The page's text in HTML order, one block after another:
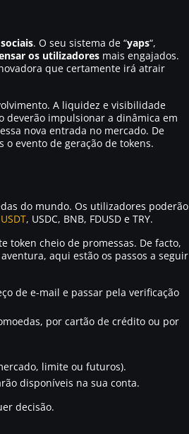
. O seu sistema de “yaps“,
os utilizadores mais engajados.
que certamente irá atrair
A liquidez e visibilidade
deverão impulsionar a dinâmica em
nova entrada no mercado. De
o evento de geração de tokens.
do mundo. Os utilizadores poderão
USDT, USDC, BNB, FDUSD e TRY.
token cheio de promessas. De facto,
aqui estão os passos a seguir
de e-mail e passar pela verificação
por cartão de crédito ou por
limite ou futuros).
disponíveis na sua conta.
decisão.